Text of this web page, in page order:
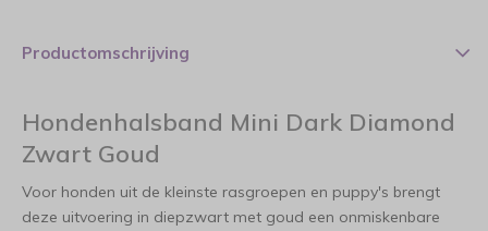
Productomschrijving
Hondenhalsband Mini Dark Diamond
Zwart Goud
Voor honden uit de kleinste rasgroepen en puppy's brengt
deze uitvoering in diepzwart met goud een onmiskenbare